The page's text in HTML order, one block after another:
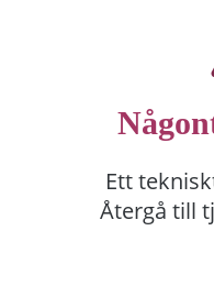
Ett
Återgå till